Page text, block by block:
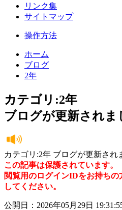
リンク集
サイトマップ
操作方法
ホーム
ブログ
2年
カテゴリ:2年
ブログが更新されま
カテゴリ:2年 ブログが更新され
この記事は保護されています。
閲覧用のログインIDをお持ちの
してください。
公開日：2026年05月29日